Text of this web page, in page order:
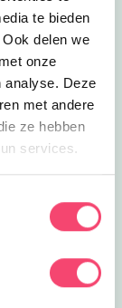
te bieden
delen we
onze
analyse. Deze
met andere
ze hebben
services.
Rijd zelf